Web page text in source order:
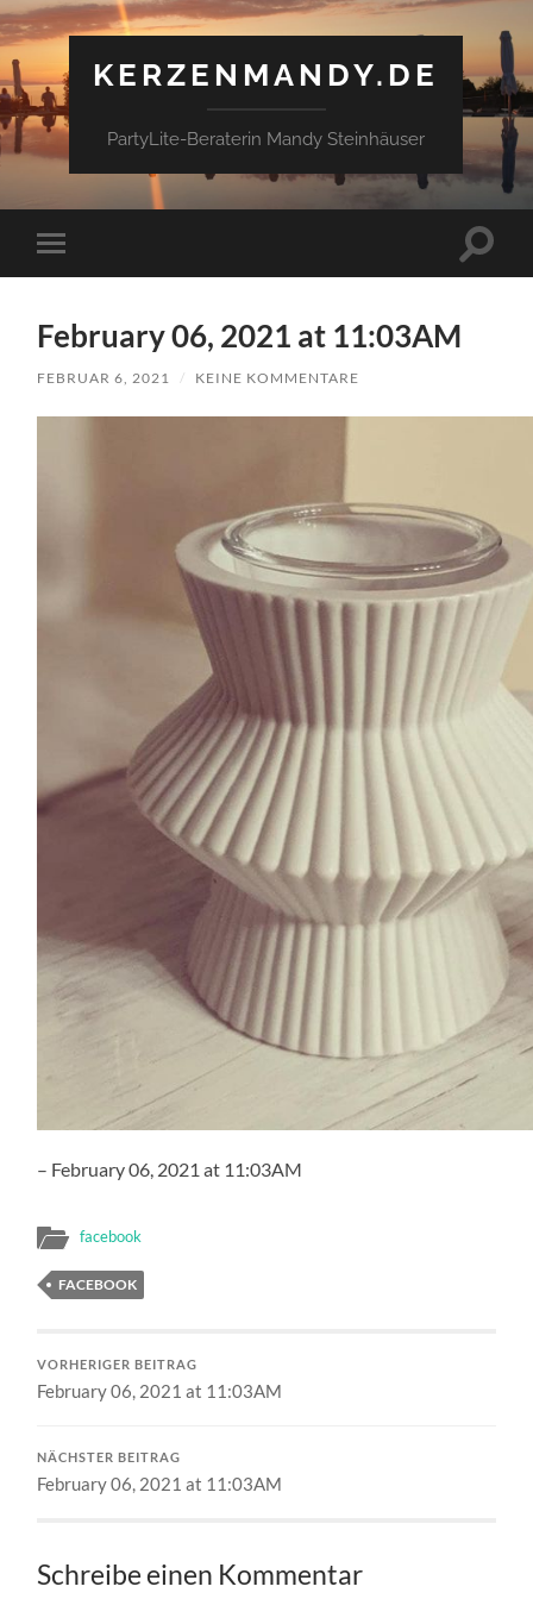
KERZENMANDY.DE
PartyLite-Beraterin Mandy Steinhäuser
Mobile-
Menü
February 06, 2021 at 11:03AM
FEBRUAR 6, 2021 / KEINE KOMMENTARE
– February 06, 2021 at 11:03AM
facebook
FACEBOOK
VORHERIGER BEITRAG
February 06, 2021 at 11:03AM
NÄCHSTER BEITRAG
February 06, 2021 at 11:03AM
Schreibe einen Kommentar